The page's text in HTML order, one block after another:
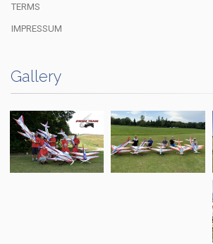
TERMS
IMPRESSUM
Gallery